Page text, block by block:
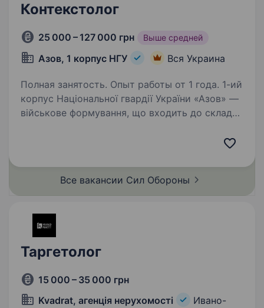
Контекстолог
25 000 – 127 000 грн Выше средней
Азов, 1 корпус НГУ Вся Украина
Полная занятость. Опыт работы от 1 года. 1-ий
корпус Національної гвардії України «Азов» —
військове формування, що входить до складу
Все вакансии Сил Обороны
Таргетолог
15 000 – 35 000 грн
Kvadrat, агенція нерухомості
Ивано-